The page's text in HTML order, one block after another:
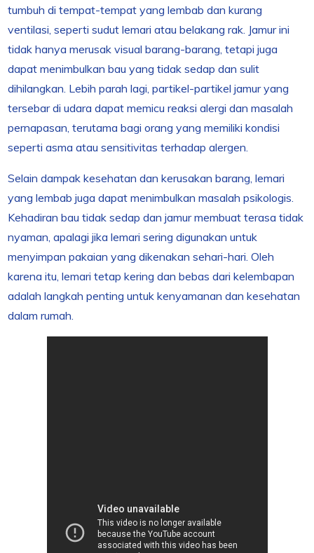
tumbuh di tempat-tempat yang lembab dan kurang
ventilasi, seperti sudut lemari atau belakang rak. Jamur ini
tidak hanya merusak visual barang-barang, tetapi juga
dapat menimbulkan bau yang tidak sedap dan sulit
dihilangkan. Lebih parah lagi, partikel-partikel jamur yang
tersebar di udara dapat memicu reaksi alergi dan masalah
pernapasan, terutama bagi orang yang memiliki kondisi
seperti asma atau sensitivitas terhadap alergen.
Selain dampak kesehatan dan kerusakan barang, lemari
yang lembab juga dapat menimbulkan masalah psikologis.
Kehadiran bau tidak sedap dan jamur membuat terasa tidak
nyaman, apalagi jika lemari sering digunakan untuk
menyimpan pakaian yang dikenakan sehari-hari. Oleh
karena itu, lemari tetap kering dan bebas dari kelembapan
adalah langkah penting untuk kenyamanan dan kesehatan
dalam rumah.